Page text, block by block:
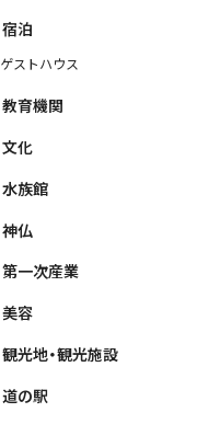
宿泊
ゲストハウス
教育機関
文化
水族館
神仏
第一次産業
美容
観光地・観光施設
道の駅